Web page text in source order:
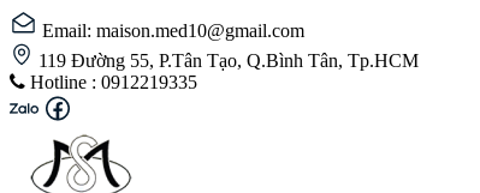
Email: maison.med10@gmail.com
119 Đường 55, P.Tân Tạo, Q.Bình Tân, Tp.HCM
Hotline : 0912219335